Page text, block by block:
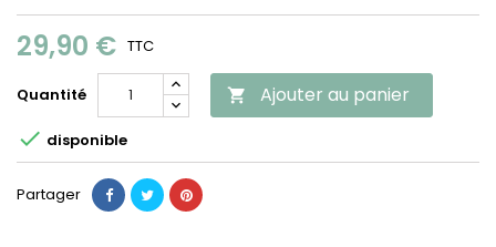
29,90 € TTC
Quantité  Ajouter au panier
 disponible
Partager